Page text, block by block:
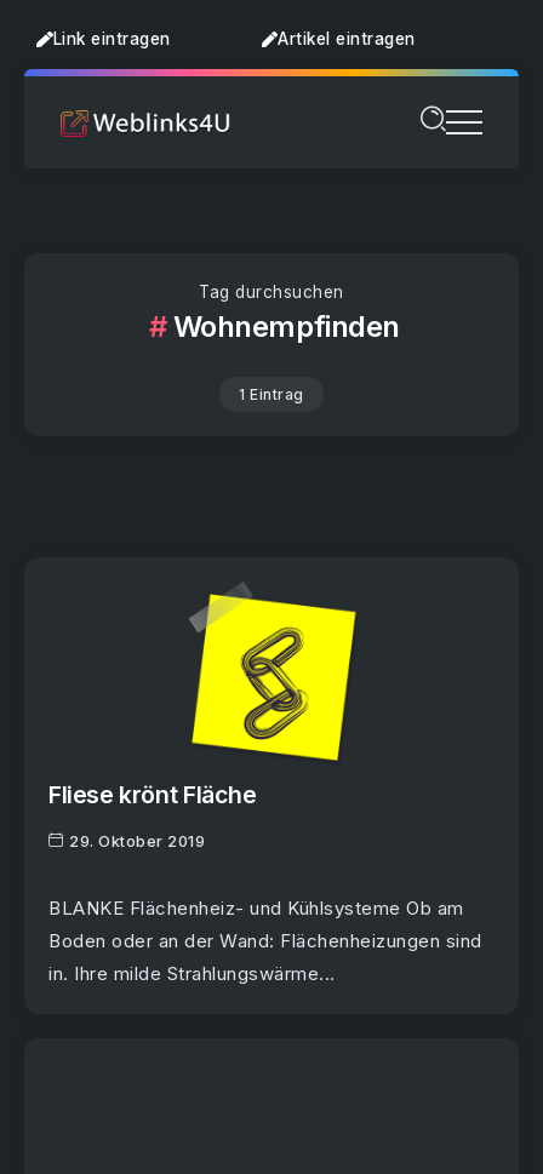
Link eintragen Artikel eintragen
Tag durchsuchen
Wohnempfinden
1 Eintrag
Fliese krönt Fläche
29. Oktober 2019
BLANKE Flächenheiz- und Kühlsysteme Ob am
Boden oder an der Wand: Flächenheizungen sind
in. Ihre milde Strahlungswärme...